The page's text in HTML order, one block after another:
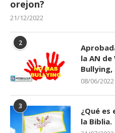
orejon?
21/12/2022
2
la AN de
08/06/2022
3
¿Qué es
la Biblia.